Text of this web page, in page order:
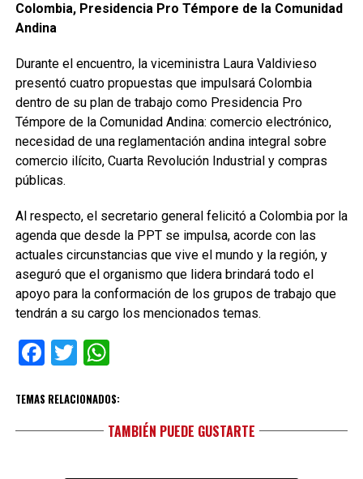
Colombia, Presidencia Pro Témpore de la Comunidad
Andina
Durante el encuentro, la viceministra Laura Valdivieso
presentó cuatro propuestas que impulsará Colombia
dentro de su plan de trabajo como Presidencia Pro
Témpore de la Comunidad Andina: comercio electrónico,
necesidad de una reglamentación andina integral sobre
comercio ilícito, Cuarta Revolución Industrial y compras
públicas.
Al respecto, el secretario general felicitó a Colombia por la
agenda que desde la PPT se impulsa, acorde con las
actuales circunstancias que vive el mundo y la región, y
aseguró que el organismo que lidera brindará todo el
apoyo para la conformación de los grupos de trabajo que
tendrán a su cargo los mencionados temas.
Facebook
TwitterWhatsApp
TEMAS RELACIONADOS:
TAMBIÉN PUEDE GUSTARTE